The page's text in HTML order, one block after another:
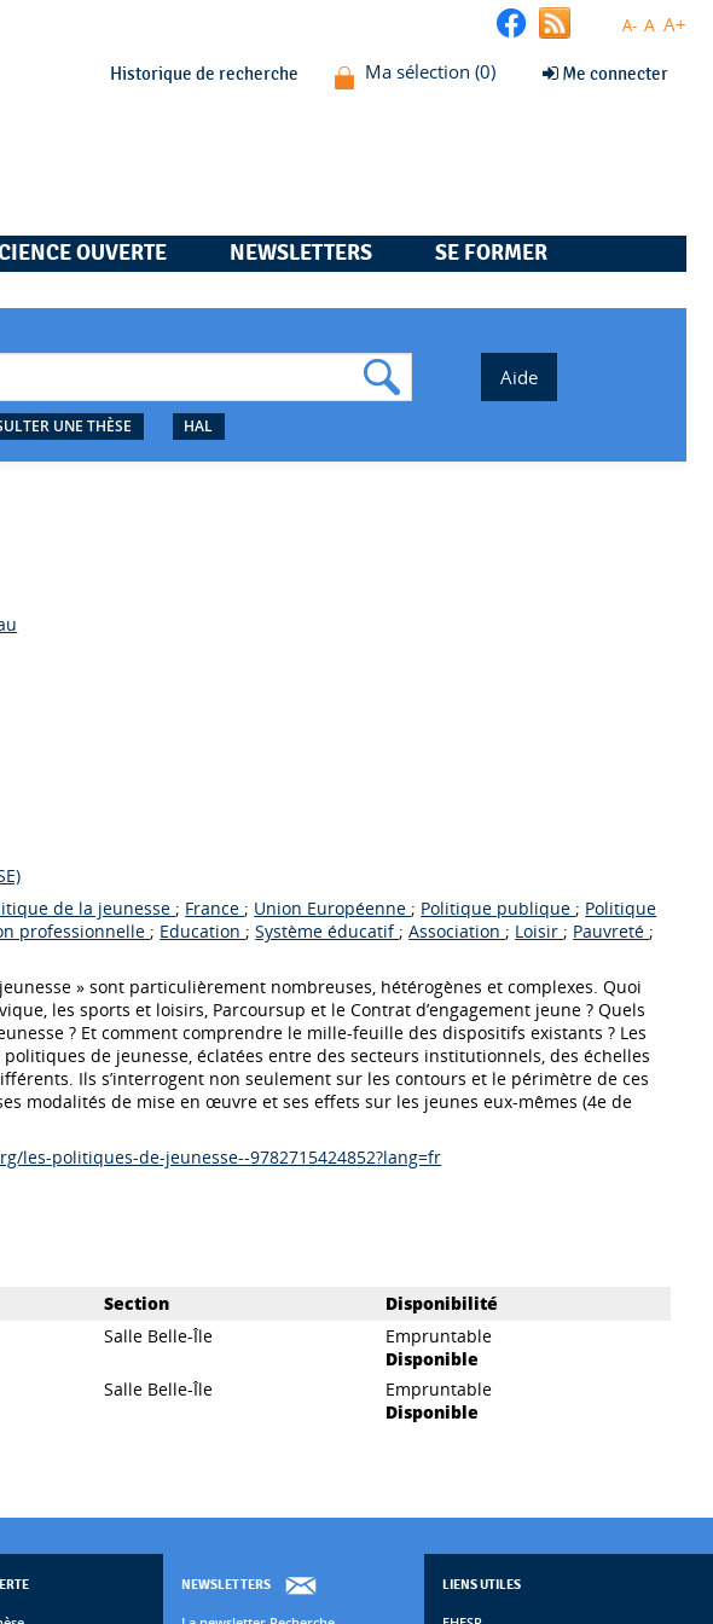
A- A A+
Historique de recherche Me connecter
OUVERTE NEWSLETTERS SE FORMER
UNE THÈSE HAL
de la jeunesse ; France ; Union Européenne ; Politique publique ; Politique
professionnelle ; Education ; Système éducatif ; Association ; Loisir ; Pauvreté ;
» sont particulièrement nombreuses, hétérogènes et complexes. Quoi
les sports et loisirs, Parcoursup et le Contrat d’engagement jeune ? Quels
? Et comment comprendre le mille-feuille des dispositifs existants ? Les
de jeunesse, éclatées entre des secteurs institutionnels, des échelles
Ils s’interrogent non seulement sur les contours et le périmètre de ces
modalités de mise en œuvre et ses effets sur les jeunes eux-mêmes (4e de
les-politiques-de-jeunesse--9782715424852?lang=fr
Section
Disponibilité
Salle Belle-Île
Empruntable
Disponible
Salle Belle-Île
Empruntable
Disponible
NEWSLETTERS LIENS UTILES